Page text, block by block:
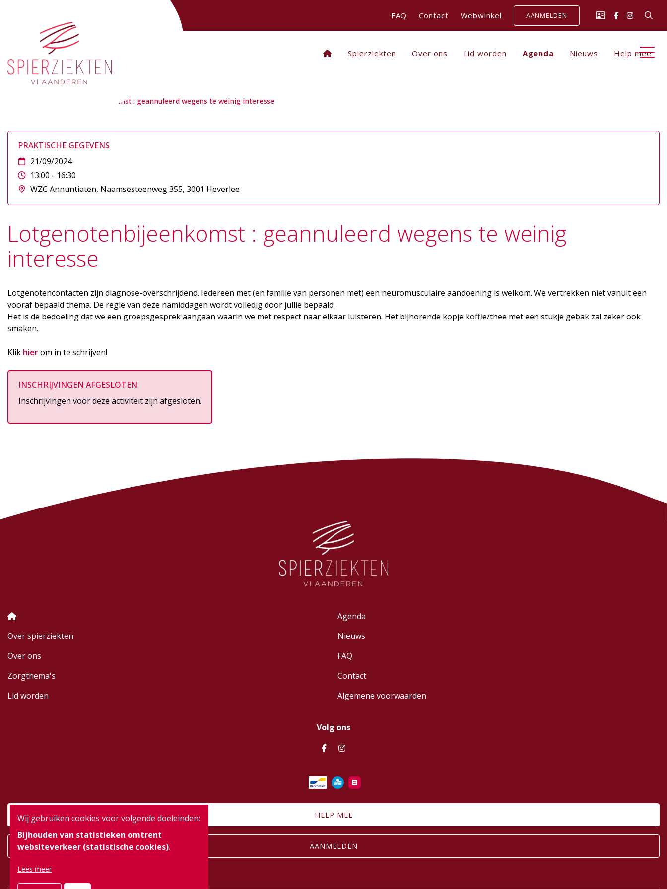
FAQ Contact Webwinkel AANMELDEN
Spierziekten Over ons Lid worden Agenda Nieuws Help mee
Lotgenotenbijeenkomst : geannuleerd wegens te weinig interesse
PRAKTISCHE GEGEVENS
21/09/2024
13:00 - 16:30
WZC Annuntiaten, Naamsesteenweg 355, 3001 Heverlee
Lotgenotenbijeenkomst : geannuleerd wegens te weinig
interesse
Lotgenotencontacten zijn diagnose-overschrijdend. Iedereen met (en familie van personen met) een neuromusculaire aandoening is welkom. We vertrekken niet vanuit een
vooraf bepaald thema. De regie van deze namiddagen wordt volledig door jullie bepaald.
Het is de bedoeling dat we een groepsgesprek aangaan waarin we met respect naar elkaar luisteren. Het bijhorende kopje koffie/thee met een stukje gebak zal zeker ook
smaken.
Klik hierom in te schrijven!
INSCHRIJVINGEN AFGESLOTEN
Inschrijvingen voor deze activiteit zijn afgesloten.
Over spierziekten
Over ons
Zorgthema's
Lid worden
Agenda
Nieuws
FAQ
Contact
Algemene voorwaarden
Volg ons
HELP MEE
AANMELDEN
Wij gebruiken cookies voor volgende doeleinden:
Bijhouden van statistieken omtrent
websiteverkeer (statistische cookies).
Lees meer